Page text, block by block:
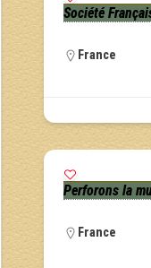
Société
France
Perforons la
France